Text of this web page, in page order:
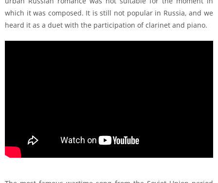
which it was composed. It is still not popular in Russia, and we
heard it as a duet with the participation of clarinet and piano.